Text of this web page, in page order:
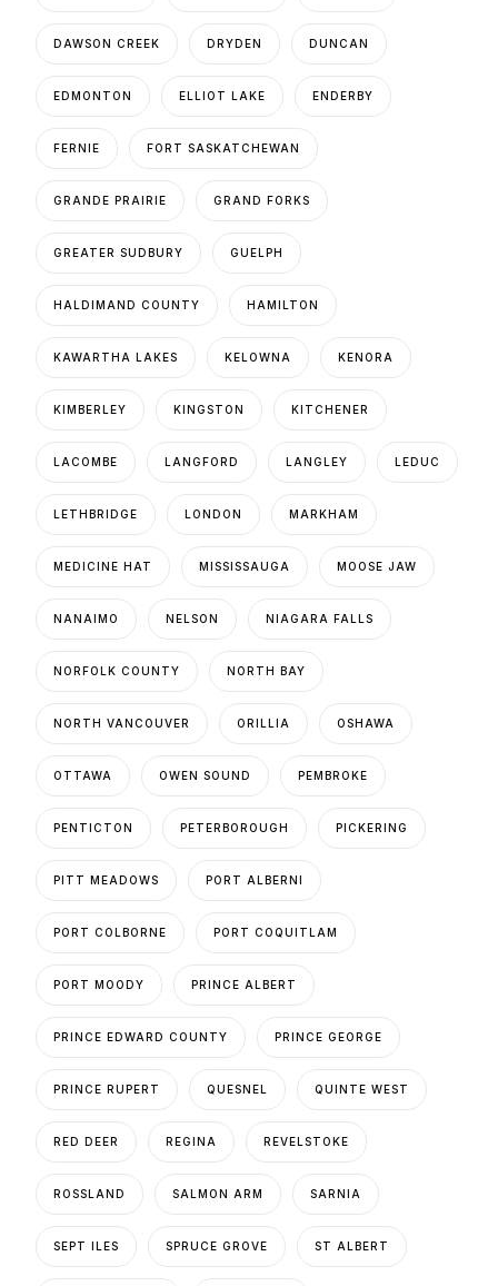
DAWSON CREEK DRYDEN DUNCAN
EDMONTON ELLIOT LAKE ENDERBY
FERNIE FORT SASKATCHEWAN
GRANDE PRAIRIE GRAND FORKS
GREATER SUDBURY GUELPH
HALDIMAND COUNTY HAMILTON
KAWARTHA LAKES KELOWNA KENORA
KIMBERLEY KINGSTON KITCHENER
LACOMBE LANGFORD LANGLEY LEDUC
LETHBRIDGE LONDON MARKHAM
MEDICINE HAT MISSISSAUGA MOOSE JAW
NANAIMO NELSON NIAGARA FALLS
NORFOLK COUNTY NORTH BAY
NORTH VANCOUVER ORILLIA OSHAWA
OTTAWA OWEN SOUND PEMBROKE
PENTICTON PETERBOROUGH PICKERING
PITT MEADOWS PORT ALBERNI
PORT COLBORNE PORT COQUITLAM
PORT MOODY PRINCE ALBERT
PRINCE EDWARD COUNTY PRINCE GEORGE
PRINCE RUPERT QUESNEL QUINTE WEST
RED DEER REGINA REVELSTOKE
ROSSLAND SALMON ARM SARNIA
SEPT ILES SPRUCE GROVE ST ALBERT